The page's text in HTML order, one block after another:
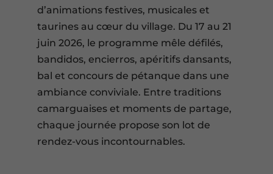
d’animations festives, musicales et
taurines au cœur du village. Du 17 au 21
juin 2026, le programme mêle défilés,
bandidos, encierros, apéritifs dansants,
bal et concours de pétanque dans une
ambiance conviviale. Entre traditions
camarguaises et moments de partage,
chaque journée propose son lot de
rendez-vous incontournables.